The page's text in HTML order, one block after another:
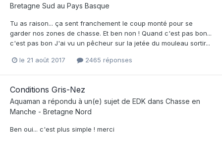
Bretagne Sud au Pays Basque
Tu as raison... ça sent franchement le coup monté pour se
garder nos zones de chasse. Et ben non ! Quand c'est pas bon...
c'est pas bon J'ai vu un pêcheur sur la jetée du mouleau sortir...
le 21 août 2017 2465 réponses
Conditions Gris-Nez
Aquaman a répondu à un(e) sujet de EDK dans Chasse en
Manche - Bretagne Nord
Ben oui... c'est plus simple ! merci